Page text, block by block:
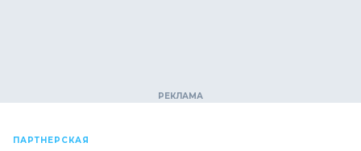
ПАРТНЕРСКАЯ